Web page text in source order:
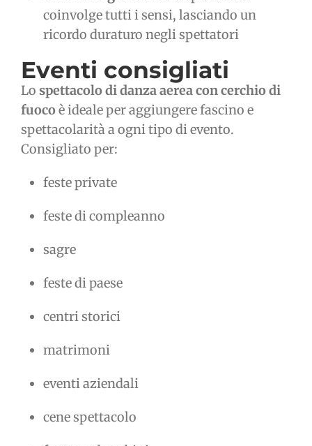
coinvolge tutti i sensi, lasciando un
ricordo duraturo negli spettatori
Eventi consigliati
Lo spettacolo di danza aerea con cerchio di
fuocoè ideale per aggiungere fascino e
spettacolarità a ogni tipo di evento.
Consigliato per:
feste private
feste di compleanno
sagre
feste di paese
centri storici
matrimoni
eventi aziendali
cene spettacolo